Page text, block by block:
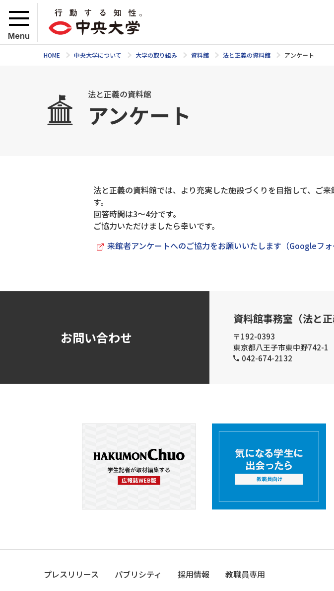
Menu
HOME 中央大学について 大学の取り組み 資料館 法と正義の資料館 アンケート
法と正義の資料館
アンケート
法と正義の資料館では、より充実した施設づくりを目指して、ご
す。
回答時間は3～4分です。
ご協力いただけましたら幸いです。
来館者アンケートへのご協力をお願いいたします（Googleフォ
お問い合わせ
資料館事務室（法と正
〒192-0393
東京都八王子市東中野742-1
042-674-2132
プレスリリース パブリシティ 採用情報 教職員専用